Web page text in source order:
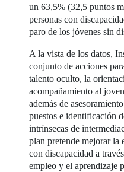
un 63,5% (32,5 puntos
personas con
paro de los jóvenes sin
A la vista de los datos,
conjunto de acciones
talento oculto, la
acompañamiento al
además de
puestos e identificación
intrínsecas de
plan pretende mejorar la
con discapacidad a
empleo y el aprendizaje